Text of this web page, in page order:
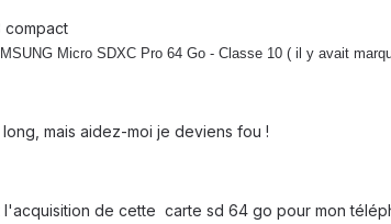
compact
Micro SDXC Pro 64 Go - Classe 10 ( il y avait
mais aidez-moi je deviens fou !
de cette carte sd 64 go pour mon